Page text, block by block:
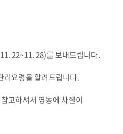
22~11. 28)를 보내드립니다.
리요령을 알려드립니다.
고하셔서 영농에 차질이